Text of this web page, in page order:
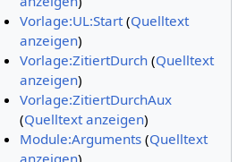
Vorlage:UL:Start(Quelltext
anzeigen)
Vorlage:ZitiertDurch(Quelltext
anzeigen)
Vorlage:ZitiertDurchAux
(Quelltext anzeigen)
Module:Arguments(Quelltext
anzeigen)